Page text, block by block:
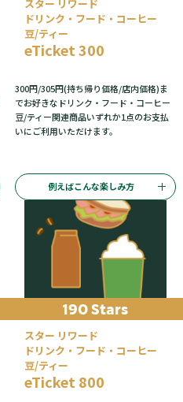
スター リワード
ドリンク・フード・コーヒー
豆/ティー
eTicket 300
300円/305円(持ち帰り価格/店内価格)ま
でお好きなドリンク・フード・コーヒー
豆/ティー関連商品いずれか1点のお支払
いにご利用いただけます。
例えばこんな楽しみ方
190 Stars
スター リワード
ドリンク・フード・コーヒー
豆/ティー
eTicket 800